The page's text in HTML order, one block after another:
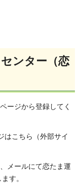
ンター（恋
ージから登録してく
はこちら（外部サイ
メールにて恋たま運
す。